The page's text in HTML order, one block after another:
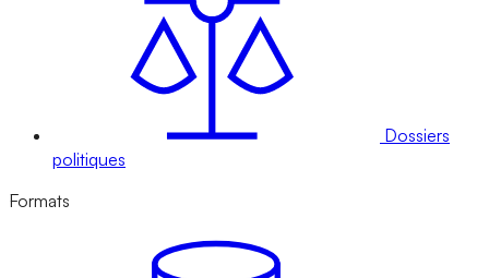
Dossiers
politiques
Formats